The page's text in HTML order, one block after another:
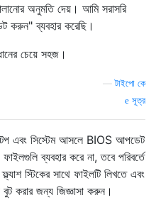
অনুমতি দেয়। আমি সরাসরি
ব্যবহার করেছি।
চেয়ে সহজ।
—টাইপো কে
সূত্র
এবং সিস্টেম আসলে BIOS আপডেট
ব্যবহার করে না, তবে পরিবর্তে
স্টিকের সাথে ফাইলটি লিখতে এবং
করার জন্য জিজ্ঞাসা করুন।